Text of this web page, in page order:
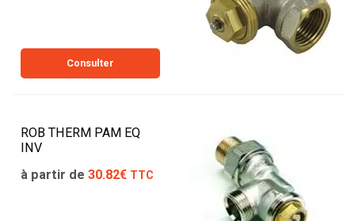
Consulter
ROB THERM PAM EQ
INV
à partir de 30.82€ TTC